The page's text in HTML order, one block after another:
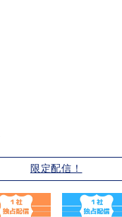
限定配信！